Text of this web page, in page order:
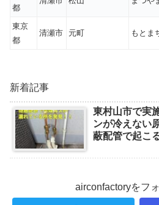
都
東京
都
清瀬市 元町 もとま
新着記事
東村山市で実
ンが冷えない
蔽配管で起こ
airconfactoryをフ